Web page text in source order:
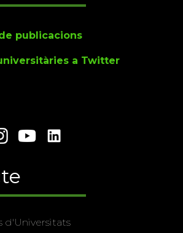
publicacions
a Twitter
d'Universitats